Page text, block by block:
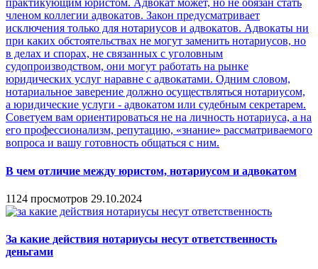
В чем отличие между юристом, нотариусом и адвокатом
1124 просмотров 29.10.2024
За какие действия нотариусы несут ответственность
деньгами